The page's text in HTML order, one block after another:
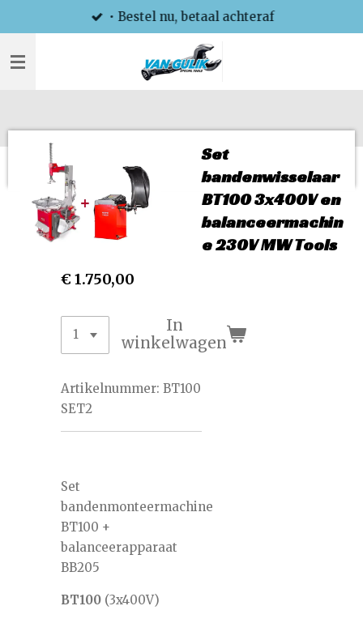
direct
naar
• Bestel nu, betaal achteraf
Set
bandenwisselaar
BT100 3x400V en
balanceermachin
e 230V MW Tools
€ 1.750,00
In
winkelwagen
Artikelnummer: BT100
SET2
Set
bandenmonteermachine
BT100 +
balanceerapparaat
BB205
BT100 (3x400V)